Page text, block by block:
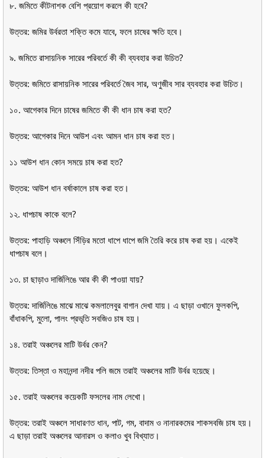
৮. জমিতে কীটনাশক বেশি প্রয়োগ করলে কী হবে?
উত্তর: জমির উর্বরতা শক্তি কমে যাবে, ফলে চাষের ক্ষতি হবে।
৯. জমিতে রাসায়নিক সারের পরিবর্তে কী কী ব্যবহার করা উচিত?
উত্তর: জমিতে রাসায়নিক সারের পরিবর্তে জৈব সার, অণুজীব সার ব্যবহার করা উচিত।
১০. আগেকার দিনে চাষের জমিতে কী কী ধান চাষ করা হত?
উত্তর: আগেকার দিনে আউশ এবং আমন ধান চাষ করা হত।
১১ আউশ ধান কোন সময়ে চাষ করা হত?
উত্তর: আউশ ধান বর্ষাকালে চাষ করা হত।
১২. ধাপচাষ কাকে বলে?
উত্তর: পাহাড়ি অঞ্চলে সিঁড়ির মতো ধাপে ধাপে জমি তৈরি করে চাষ করা হয়। একেই
ধাপচাষ বলে।
১৩. চা ছাড়াও দার্জিলিঙে আর কী কী পাওয়া যায়?
উত্তর: দার্জিলিঙে মাঝে মাঝে কমলালেবুর বাগান দেখা যায়। এ ছাড়া ওখানে ফুলকপি,
বাঁধাকপি, মুলো, পালং প্রভৃতি সবজিও চাষ হয়।
১৪. তরাই অঞ্চলের মাটি উর্বর কেন?
উত্তর: তিস্তা ও মহানন্দা নদীর পলি জমে তরাই অঞ্চলের মাটি উর্বর হয়েছে।
১৫. তরাই অঞ্চলের কয়েকটি ফসলের নাম লেখো।
উত্তর: তরাই অঞ্চলে সাধারণত ধান, পাট, গম, বাদাম ও নানারকমের শাকসবজি চাষ হয়।
এ ছাড়া তরাই অঞ্চলের আনারস ও কলাও খুব বিখ্যাত।